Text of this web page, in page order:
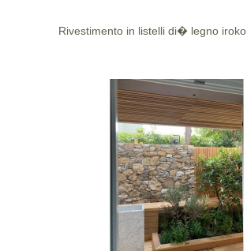
Rivestimento in listelli di� legno iroko